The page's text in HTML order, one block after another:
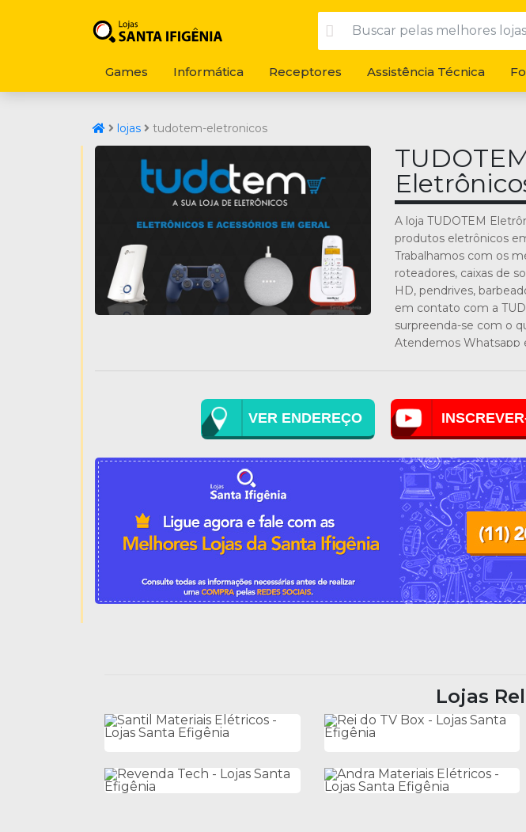
Games Informática Receptores Assistência Técnica
lojas tudotem-eletronicos
A loja TUDOTEM
produtos eletrônicos
Trabalhamos com os
roteadores, caixas de
HD, pendrives,
em contato com a
surpreenda-se com o
Atendemos Whatsapp
VER ENDEREÇO
Lojas